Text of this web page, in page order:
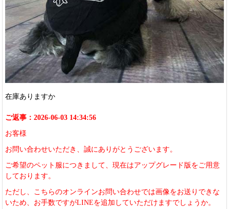
在庫ありますか
ご返事：2026-06-03 14:34:56
お客様
お問い合わせいただき、誠にありがとうございます。
ご希望のペット服につきまして、現在はアップグレード版をご用意
しております。
ただし、こちらのオンラインお問い合わせでは画像をお送りできな
いため、お手数ですがLINEを追加していただけますでしょうか。